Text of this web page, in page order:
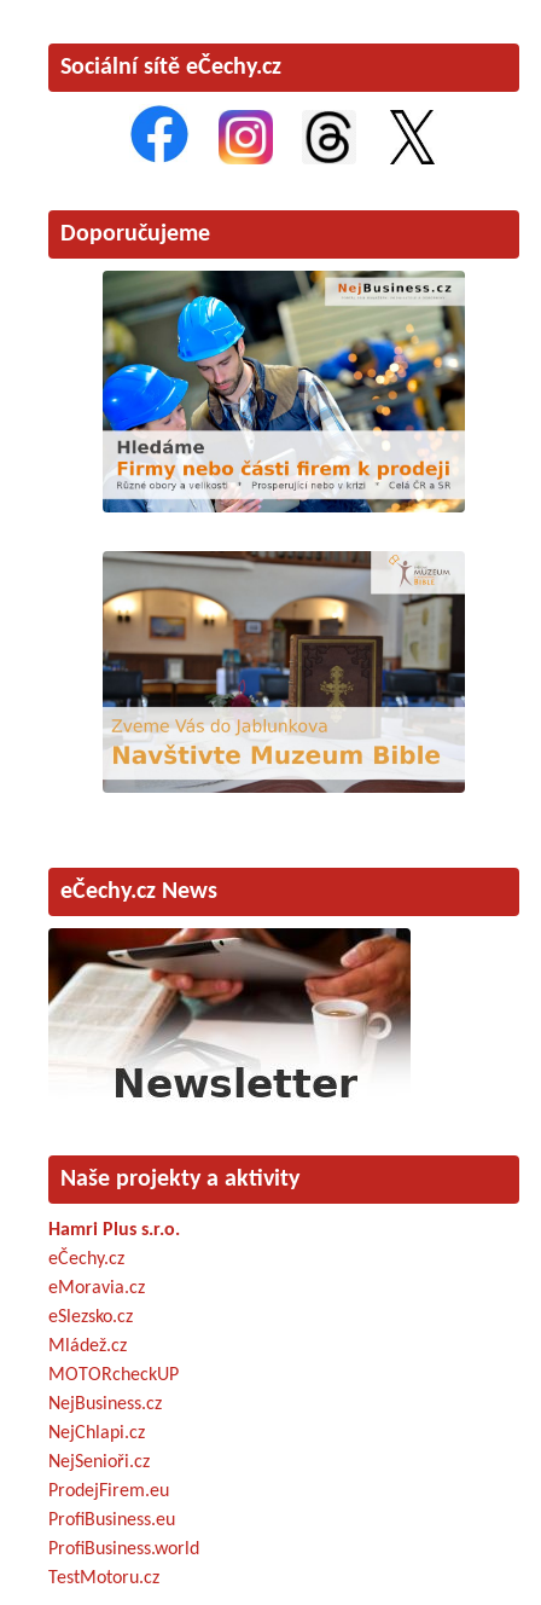
Sociální sítě eČechy.cz
Doporučujeme
eČechy.cz News
Naše projekty a aktivity
Hamri Plus s.r.o.
eČechy.cz
eMoravia.cz
eSlezsko.cz
Mládež.cz
MOTORcheckUP
NejBusiness.cz
NejChlapi.cz
NejSenioři.cz
ProdejFirem.eu
ProfiBusiness.eu
ProfiBusiness.world
TestMotoru.cz